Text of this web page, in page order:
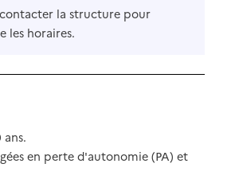
la structure pour
les horaires.
ans.
en perte d'autonomie (PA) et